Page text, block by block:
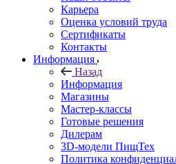
Карьера
Оценка условий труда
Сертификаты
Контакты
Информация
Назад
Информация
Магазины
Мастер-классы
Готовые решения
Дилерам
3D-модели ПищТех
Политика